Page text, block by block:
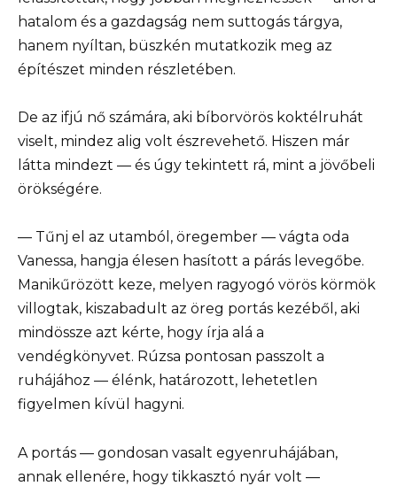
hatalom és a gazdagság nem suttogás tárgya,
hanem nyíltan, büszkén mutatkozik meg az
építészet minden részletében.
De az ifjú nő számára, aki bíborvörös koktélruhát
viselt, mindez alig volt észrevehető. Hiszen már
látta mindezt — és úgy tekintett rá, mint a jövőbeli
örökségére.
— Tűnj el az utamból, öregember — vágta oda
Vanessa, hangja élesen hasított a párás levegőbe.
Manikűrözött keze, melyen ragyogó vörös körmök
villogtak, kiszabadult az öreg portás kezéből, aki
mindössze azt kérte, hogy írja alá a
vendégkönyvet. Rúzsa pontosan passzolt a
ruhájához — élénk, határozott, lehetetlen
figyelmen kívül hagyni.
A portás — gondosan vasalt egyenruhájában,
annak ellenére, hogy tikkasztó nyár volt —